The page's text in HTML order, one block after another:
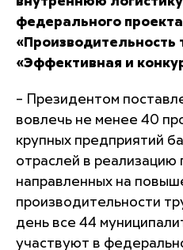
федерального проекта
«Производительность
«Эффективная и
– Президентом
вовлечь не менее 40
крупных предприятий
отраслей в реализацию
направленных на
производительности
день все 44
участвуют в